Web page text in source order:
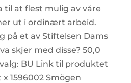
til at flest mulig av våre
ut i ordinært arbeid.
på et av Stiftelsen Dams
skjer med disse? 50,0
BU Link til produktet
1596002 Smögen